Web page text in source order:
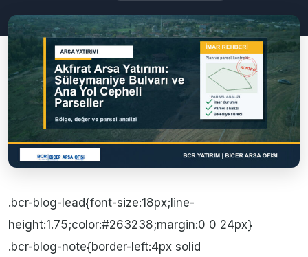
.bcr-blog-lead{font-size:18px;line-
height:1.75;color:#263238;margin:0 0 24px}
.bcr-blog-note{border-left:4px solid